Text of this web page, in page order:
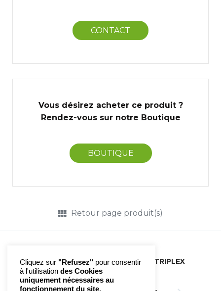
CONTACT
Vous désirez acheter ce produit ?
Rendez-vous sur notre Boutique
BOUTIQUE
Retour page produit(s)
N°14 PANCRÉAS | PHYTOTRIPLEX
Cliquez sur "Refusez" pour consentir
à l'utilisation des Cookies
uniquement nécessaires au
fonctionnement du site.